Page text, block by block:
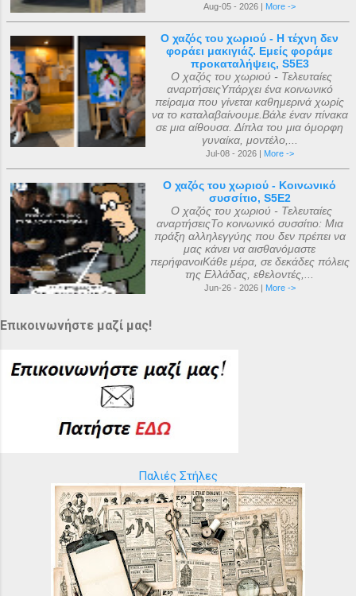
Aug-05 - 2026 | More ->
Ο χαζός του χωριού - Η τέχνη δεν
φοράει μακιγιάζ. Εμείς φοράμε
προκαταλήψεις, S5E3
Ο χαζός του χωριού - Τελευταίες
αναρτήσειςΥπάρχει ένα κοινωνικό
πείραμα που γίνεται καθημερινά χωρίς
να το καταλαβαίνουμε.Βάλε έναν πίνακα
σε μια αίθουσα. Δίπλα του μια όμορφη
γυναίκα, μοντέλο,...
Jul-08 - 2026 | More ->
Ο χαζός του χωριού - Κοινωνικό
συσσίτιο, S5E2
Ο χαζός του χωριού - Τελευταίες
αναρτήσειςΤο κοινωνικό συσσίτιο: Μια
πράξη αλληλεγγύης που δεν πρέπει να
μας κάνει να αισθανόμαστε
περήφανοιΚάθε μέρα, σε δεκάδες πόλεις
της Ελλάδας, εθελοντές,...
Jun-26 - 2026 | More ->
Επικοινωνήστε μαζί μας!
Παλιές Στήλες